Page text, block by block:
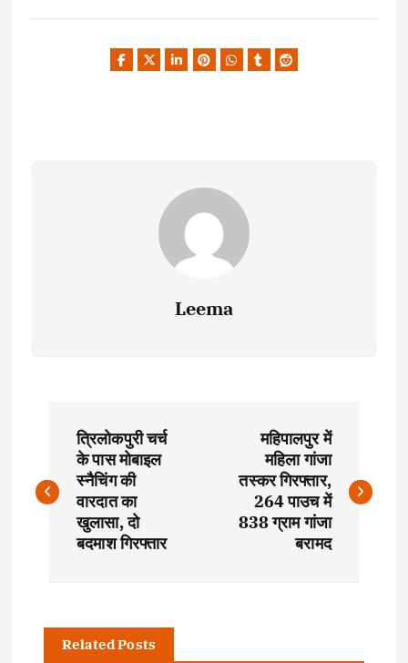
Leema
o
s
त्रिलोकपुरी चर्च
के पास मोबाइल
स्नैचिंग की
वारदात का
खुलासा, दो
बदमाश गिरफ्तार
महिपालपुर में
महिला गांजा
तस्कर गिरफ्तार,
264 पाउच में
838 ग्राम गांजा
बरामद
Related Posts